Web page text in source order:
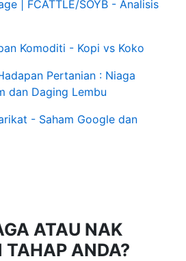
| FCATTLE/SOYB - Analisis
Komoditi - Kopi vs Koko
Pertanian : Niaga
dan Daging Lembu
- Saham Google dan
ATAU NAK
ANDA?